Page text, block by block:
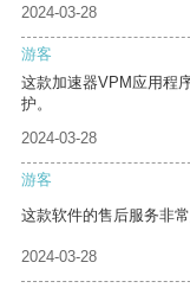
2024-03-28
游客
这款加速器VPM应用程
护。
2024-03-28
游客
这款软件的售后服务非
2024-03-28